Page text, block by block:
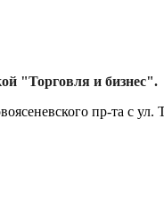
"Торговля и бизнес".
пр-та с